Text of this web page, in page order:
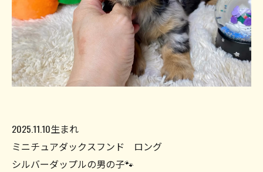
2025.11.10生まれ
ミニチュアダックスフンド ロング
シルバーダップルの男の子🐾